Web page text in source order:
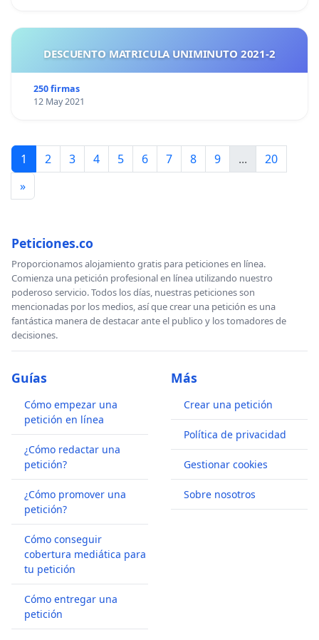
DESCUENTO MATRICULA UNIMINUTO 2021-2
250 firmas
12 May 2021
1 2 3 4 5 6 7 8 9 ...
20
»
Peticiones.co
Proporcionamos alojamiento gratis para peticiones en línea.
Comienza una petición profesional en línea utilizando nuestro
poderoso servicio. Todos los días, nuestras peticiones son
mencionadas por los medios, así que crear una petición es una
fantástica manera de destacar ante el publico y los tomadores de
decisiones.
Guías
Cómo empezar una
petición en línea
¿Cómo redactar una
petición?
¿Cómo promover una
petición?
Cómo conseguir
cobertura mediática para
tu petición
Cómo entregar una
petición
Más
Crear una petición
Política de privacidad
Gestionar cookies
Sobre nosotros